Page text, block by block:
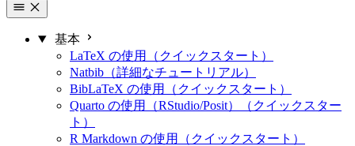
基本
LaTeX の使用（クイックスタート）
Natbib（詳細なチュートリアル）
BibLaTeX の使用（クイックスタート）
Quarto の使用（RStudio/Posit）（クイックスター
ト）
R Markdown の使用（クイックスタート）